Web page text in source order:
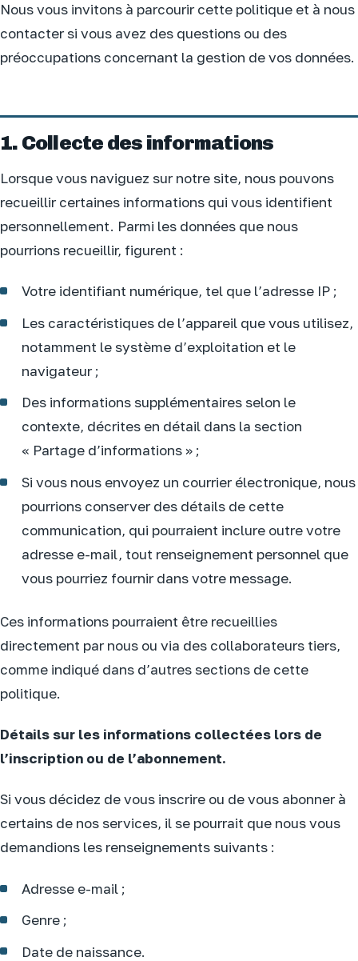
Nous vous invitons à parcourir cette politique et à nous
contacter si vous avez des questions ou des
préoccupations concernant la gestion de vos données.
1. Collecte des informations
Lorsque vous naviguez sur notre site, nous pouvons
recueillir certaines informations qui vous identifient
personnellement. Parmi les données que nous
pourrions recueillir, figurent :
Votre identifiant numérique, tel que l’adresse IP ;
Les caractéristiques de l’appareil que vous utilisez,
notamment le système d’exploitation et le
navigateur ;
Des informations supplémentaires selon le
contexte, décrites en détail dans la section
« Partage d’informations » ;
Si vous nous envoyez un courrier électronique, nous
pourrions conserver des détails de cette
communication, qui pourraient inclure outre votre
adresse e-mail, tout renseignement personnel que
vous pourriez fournir dans votre message.
Ces informations pourraient être recueillies
directement par nous ou via des collaborateurs tiers,
comme indiqué dans d’autres sections de cette
politique.
Détails sur les informations collectées lors de
l’inscription ou de l’abonnement.
Si vous décidez de vous inscrire ou de vous abonner à
certains de nos services, il se pourrait que nous vous
demandions les renseignements suivants :
Adresse e-mail ;
Genre ;
Date de naissance.